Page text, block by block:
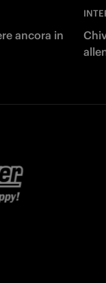
ancora in